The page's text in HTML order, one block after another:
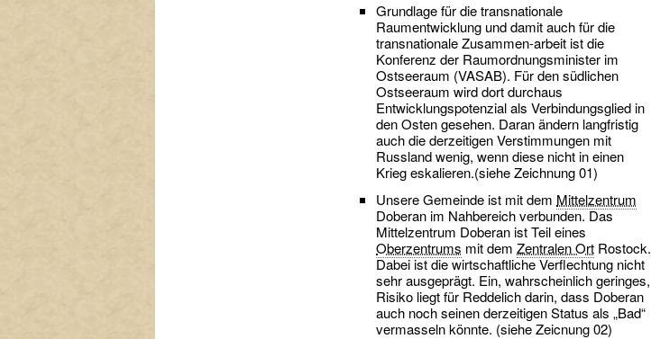
Grundlage für die transnationale
Raumentwicklung und damit auch für die
transnationale Zusammen-arbeit ist die
Konferenz der Raumordnungsminister im
Ostseeraum (VASAB). Für den südlichen
Ostseeraum wird dort durchaus
Entwicklungspotenzial als Verbindungsglied in
den Osten gesehen. Daran ändern langfristig
auch die derzeitigen Verstimmungen mit
Russland wenig, wenn diese nicht in einen
Krieg eskalieren.(siehe Zeichnung 01)
Unsere Gemeinde ist mit dem Mittelzentrum
Doberan im Nahbereich verbunden. Das
Mittelzentrum Doberan ist Teil eines
Oberzentrums mit demZentralen Ort Rostock.
Dabei ist die wirtschaftliche Verflechtung nicht
sehr ausgeprägt. Ein, wahrscheinlich geringes,
Risiko liegt für Reddelich darin, dass Doberan
auch noch seinen derzeitigen Status als „Bad“
vermasseln könnte. (siehe Zeicnung 02)